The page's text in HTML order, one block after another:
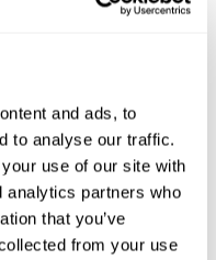
and ads, to
to analyse our traffic.
use of our site with
analytics partners who
that you’ve
from your use